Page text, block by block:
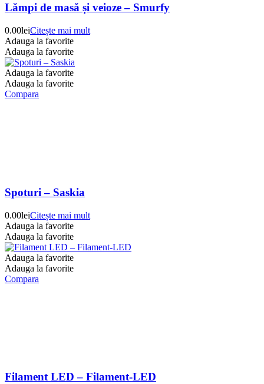
Lămpi de masă și veioze – Smurfy
0.00leiCitește mai mult
Adauga la favorite
Adauga la favorite
Adauga la favorite
Adauga la favorite
Compara
Spoturi – Saskia
0.00leiCitește mai mult
Adauga la favorite
Adauga la favorite
Adauga la favorite
Adauga la favorite
Compara
Filament LED – Filament-LED